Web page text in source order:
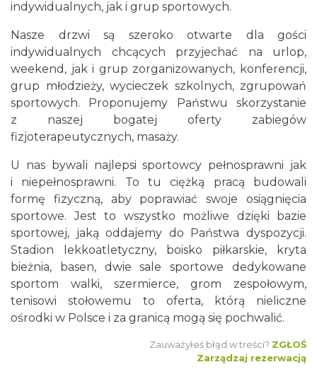
indywidualnych, jak i grup sportowych.
Nasze drzwi są szeroko otwarte dla gości
indywidualnych chcących przyjechać na urlop,
weekend, jak i grup zorganizowanych, konferencji,
grup młodzieży, wycieczek szkolnych, zgrupowań
sportowych. Proponujemy Państwu skorzystanie
z naszej bogatej oferty zabiegów
fizjoterapeutycznych, masaży.
U nas bywali najlepsi sportowcy pełnosprawni jak
i niepełnosprawni. To tu ciężką pracą budowali
formę fizyczną, aby poprawiać swoje osiągnięcia
sportowe. Jest to wszystko możliwe dzięki bazie
sportowej, jaką oddajemy do Państwa dyspozycji.
Stadion lekkoatletyczny, boisko piłkarskie, kryta
bieżnia, basen, dwie sale sportowe dedykowane
sportom walki, szermierce, grom zespołowym,
tenisowi stołowemu to oferta, którą nieliczne
ośrodki w Polsce i za granicą mogą się pochwalić.
Zauważyłeś błąd w treści? ZGŁOŚ
Zarządzaj rezerwacją